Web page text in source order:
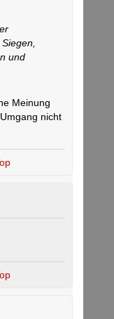
und
Meinung
nicht